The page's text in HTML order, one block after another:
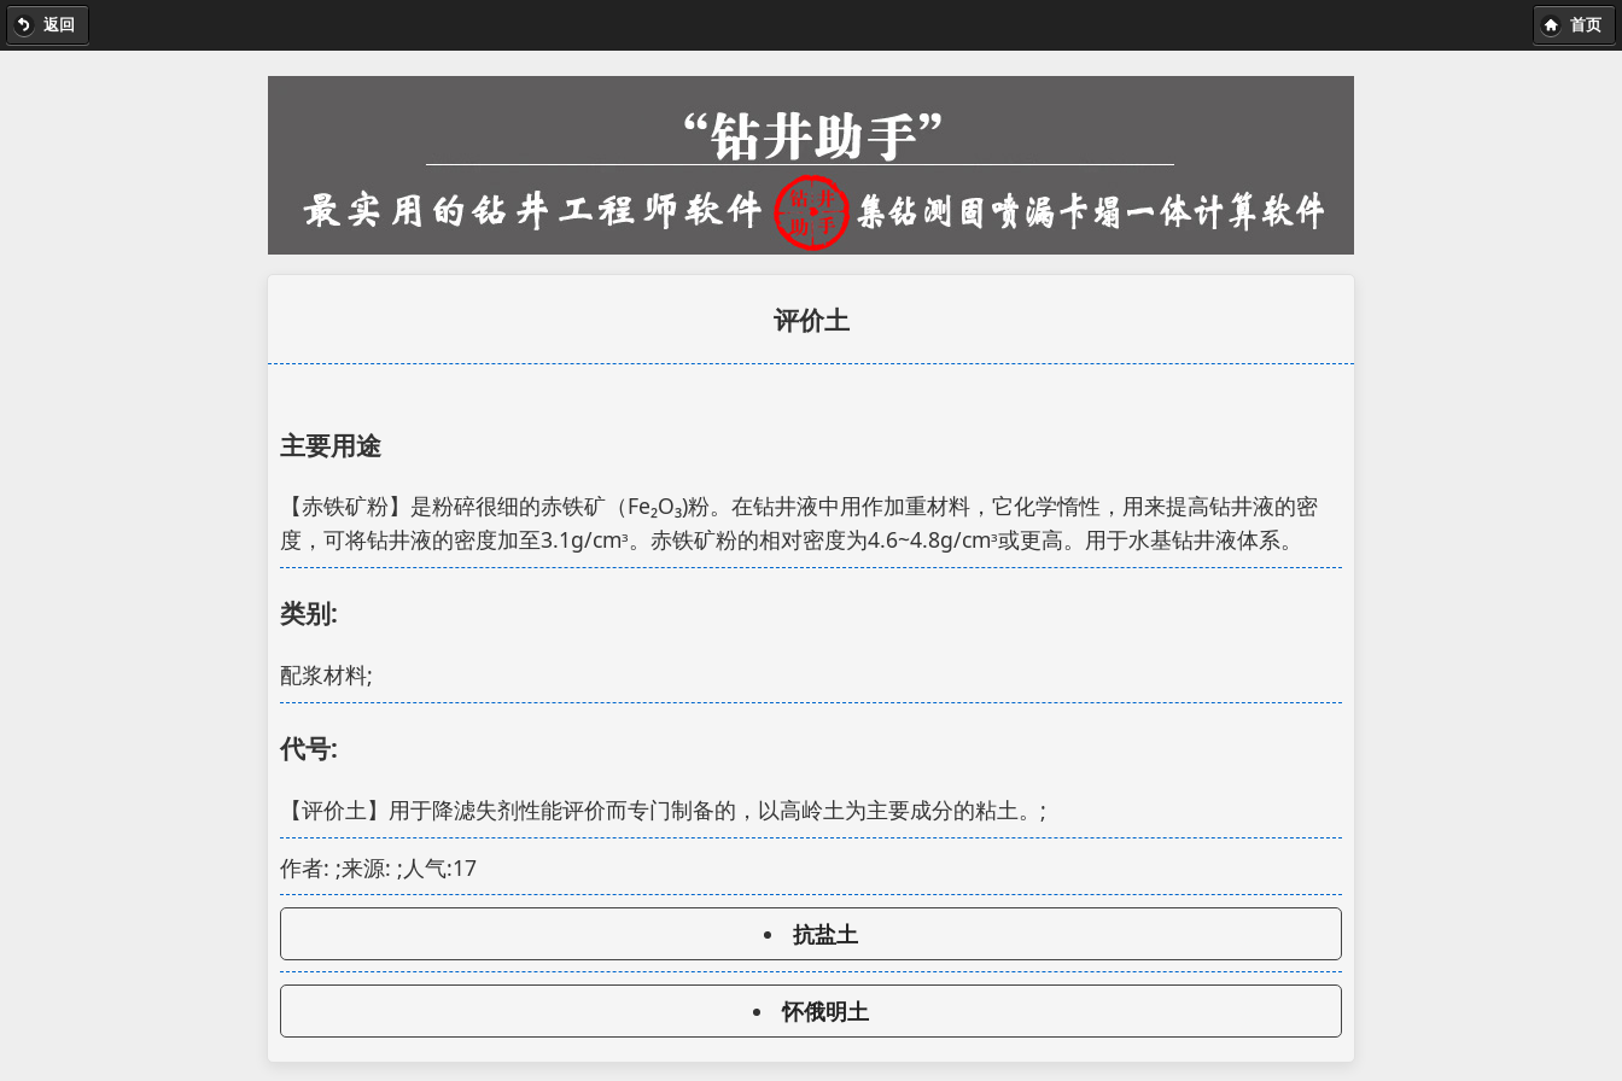
返回 首页
评价土
主要用途
【赤铁矿粉】是粉碎很细的赤铁矿（Fe₂O₃)粉。在钻井液中用作加重材料，它化学惰性，用来提高钻井液的密
度，可将钻井液的密度加至3.1g/cmᶟ。赤铁矿粉的相对密度为4.6~4.8g/cmᶟ或更高。用于水基钻井液体系。
类别:
配浆材料;
代号:
【评价土】用于降滤失剂性能评价而专门制备的，以高岭土为主要成分的粘土。;
作者: ;来源: ;人气:17
抗盐土
怀俄明土